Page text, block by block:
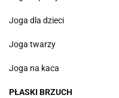
Joga dla dzieci
Joga twarzy
Joga na kaca
PŁASKI BRZUCH